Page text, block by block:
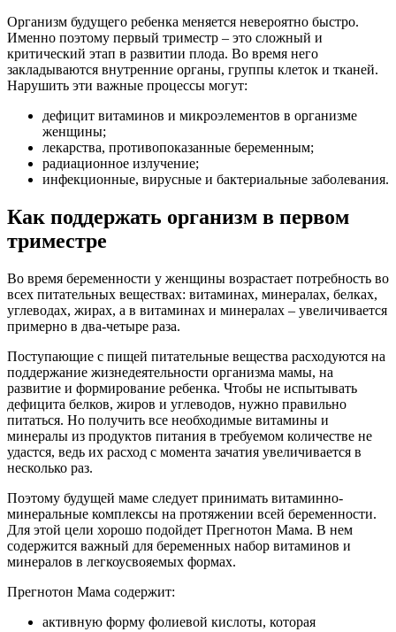
Организм будущего ребенка меняется невероятно быстро.
Именно поэтому первый триместр – это сложный и
критический этап в развитии плода. Во время него
закладываются внутренние органы, группы клеток и тканей.
Нарушить эти важные процессы могут:
дефицит витаминов и микроэлементов в организме
женщины;
лекарства, противопоказанные беременным;
радиационное излучение;
инфекционные, вирусные и бактериальные заболевания.
Как поддержать организм в первом
триместре
Во время беременности у женщины возрастает потребность во
всех питательных веществах: витаминах, минералах, белках,
углеводах, жирах, а в витаминах и минералах – увеличивается
примерно в два-четыре раза.
Поступающие с пищей питательные вещества расходуются на
поддержание жизнедеятельности организма мамы, на
развитие и формирование ребенка. Чтобы не испытывать
дефицита белков, жиров и углеводов, нужно правильно
питаться. Но получить все необходимые витамины и
минералы из продуктов питания в требуемом количестве не
удастся, ведь их расход с момента зачатия увеличивается в
несколько раз.
Поэтому будущей маме следует принимать витаминно-
минеральные комплексы на протяжении всей беременности.
Для этой цели хорошо подойдет Прегнотон Мама. В нем
содержится важный для беременных набор витаминов и
минералов в легкоусвояемых формах.
Прегнотон Мама содержит:
активную форму фолиевой кислоты, которая